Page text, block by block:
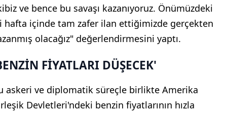
ve bence bu savaşı kazanıyoruz. Önümüzdeki
hafta içinde tam zafer ilan ettiğimizde gerçekten
olacağız" değerlendirmesini yaptı.
FİYATLARI DÜŞECEK'
askeri ve diplomatik süreçle birlikte Amerika
Devletleri'ndeki benzin fiyatlarının hızla